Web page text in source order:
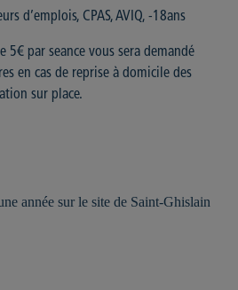
d’emplois, CPAS, AVIQ, -18ans
5€ par seance vous sera demandé
en cas de reprise à domicile des
sur place.
année sur le site de Saint-Ghislain